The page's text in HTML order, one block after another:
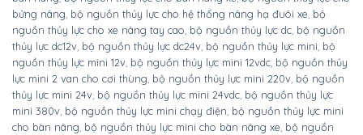
bửng nâng, bộ nguồn thủy lực cho hệ thống nâng hạ đuôi xe, bộ
nguồn thủy lực cho xe nâng tay cao, bộ nguồn thủy lực dc, bộ nguồn
thủy lực dc12v, bộ nguồn thủy lực dc24v, bộ nguồn thủy lực mini, bộ
nguồn thủy lực mini 12v, bộ nguồn thủy lực mini 12vdc, bộ nguồn thủy
lực mini 2 van cho cơi thùng, bộ nguồn thủy lực mini 220v, bộ nguồn
thủy lực mini 24v, bộ nguồn thủy lực mini 24vdc, bộ nguồn thủy lực
mini 380v, bộ nguồn thủy lực mini chạy điện, bộ nguồn thủy lực mini
cho bàn nâng, bộ nguồn thủy lực mini cho bàn nâng xe, bộ nguồn